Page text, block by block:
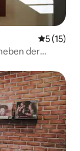
5 (15)
der